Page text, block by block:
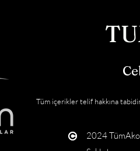
Tüm içerikler telif hakkına
2024